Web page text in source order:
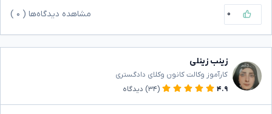
۰ مشاهده دیدگاه‌ها ( ۰
زینب زینلی
کارآموز وکالت کانون وکلای دادگستری
۴.۹
(۳۴) دیدگاه